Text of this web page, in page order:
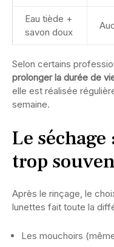
Eau tiède +
savon doux
Selon certains
prolonger la durée de
elle est réalisée
semaine.
Le
trop
Après le rinçage, le
lunettes fait toute la
Les mouchoirs